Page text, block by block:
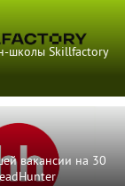
школы Skillfactory
вакансии на 30